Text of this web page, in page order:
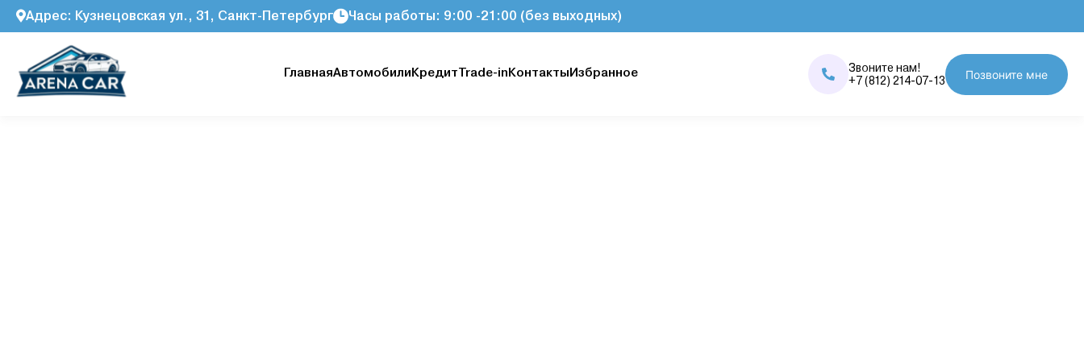
Адрес: Кузнецовская ул., 31, Санкт-Петербург Часы работы: 9:00 -21:00 (без выходных)
ГлавнаяАвтомобилиКредитTrade-inКонтактыИзбранное
Звоните нам!
+7 (812) 214-07-13
Позвоните мне